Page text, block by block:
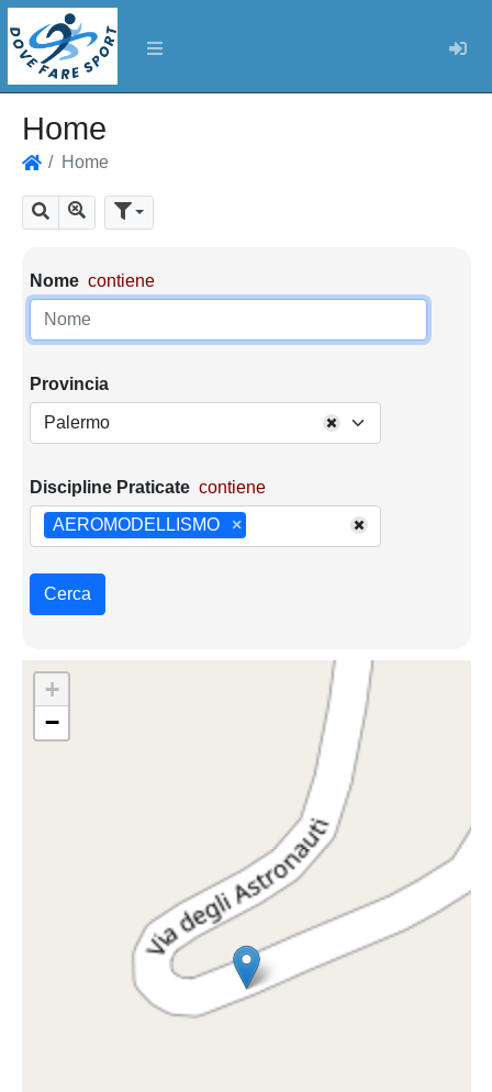
Home
Home
Cerca Mostra tutti i risultati
Parametri di ricerca
Nome contiene
Provincia
Palermo
Discipline Praticate contiene
×
AEROMODELLISMO
Cerca
+
−